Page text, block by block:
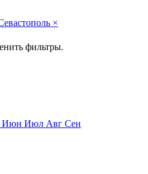
×
фильтры.
Июн Июл Авг Сен